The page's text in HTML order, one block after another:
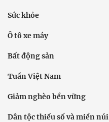
Sức khỏe
Ô tô xe máy
Bất động sản
Tuần Việt Nam
Giảm nghèo bền vững
Dân tộc thiểu số và miền núi